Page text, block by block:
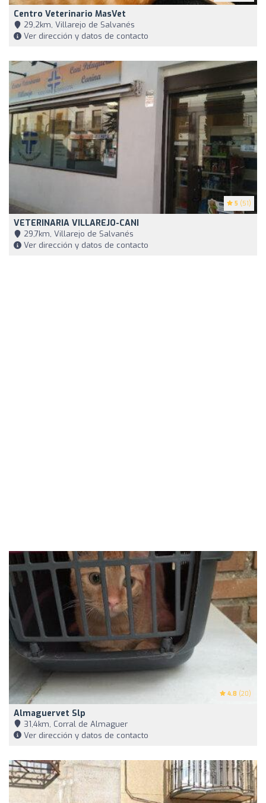
Centro Veterinario MasVet
29,2km, Villarejo de Salvanés
Ver dirección y datos de contacto
5 (51)
VETERINARIA VILLAREJO-CANI
29,7km, Villarejo de Salvanés
Ver dirección y datos de contacto
4.8 (20)
Almaguervet Slp
31,4km, Corral de Almaguer
Ver dirección y datos de contacto